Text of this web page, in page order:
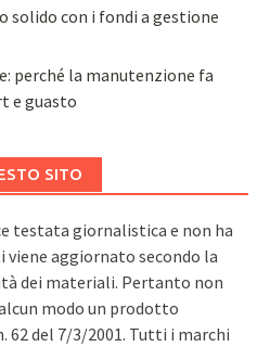
solido con i fondi a gestione
perché la manutenzione fa
e guasto
SITO
testata giornalistica e non ha
aggiornato secondo la
dei materiali. Pertanto non
modo un prodotto
62 del 7/3/2001. Tutti i marchi